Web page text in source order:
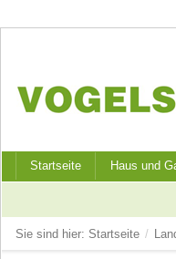
Startseite Haus und
Sie sind hier: Startseite /